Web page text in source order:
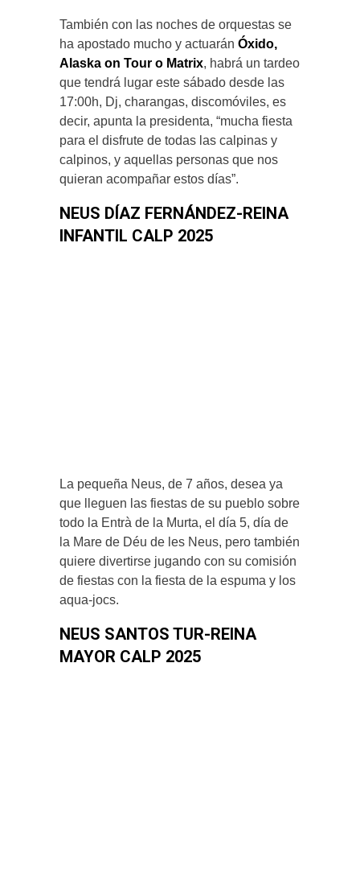
También con las noches de orquestas se
ha apostado mucho y actuarán Óxido,
Alaska on Tour o Matrix, habrá un tardeo
que tendrá lugar este sábado desde las
17:00h, Dj, charangas, discomóviles, es
decir, apunta la presidenta, “mucha fiesta
para el disfrute de todas las calpinas y
calpinos, y aquellas personas que nos
quieran acompañar estos días”.
NEUS DÍAZ FERNÁNDEZ-REINA
INFANTIL CALP 2025
La pequeña Neus, de 7 años, desea ya
que lleguen las fiestas de su pueblo sobre
todo la Entrà de la Murta, el día 5, día de
la Mare de Déu de les Neus, pero también
quiere divertirse jugando con su comisión
de fiestas con la fiesta de la espuma y los
aqua-jocs.
NEUS SANTOS TUR-REINA
MAYOR CALP 2025